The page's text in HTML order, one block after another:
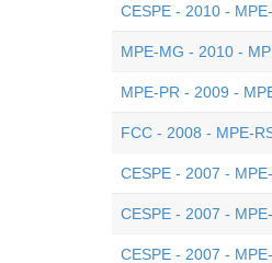
CESPE - 2010 -
MPE-MG - 2010 -
MPE-PR - 2009 -
FCC - 2008 - MPE-
CESPE - 2007 -
CESPE - 2007 -
CESPE - 2007 -